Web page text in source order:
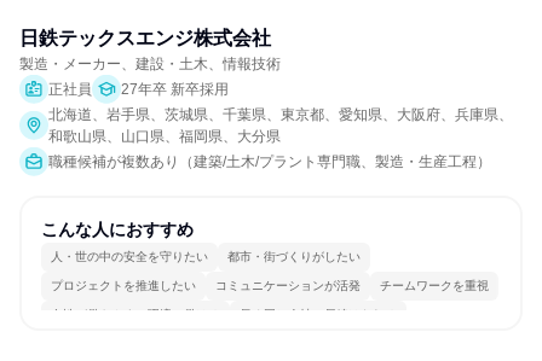
日鉄テックスエンジ株式会社
製造・メーカー、建設・土木、情報技術
正社員
27年卒 新卒採用
北海道、岩手県、茨城県、千葉県、東京都、愛知県、大阪府、兵庫県、
和歌山県、山口県、福岡県、大分県
職種候補が複数あり（建築/土木/プラント専門職、製造・生産工程）
こんな人におすすめ
人・世の中の安全を守りたい 都市・街づくりがしたい
プロジェクトを推進したい コミュニケーションが活発 チームワークを重視
女性が働きやすい環境で働ける 長く同じ会社に居続けられる